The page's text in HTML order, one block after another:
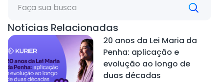
Notícias Relacionadas
20 anos da Lei Maria da
Penha: aplicação e
evolução ao longo de
duas décadas